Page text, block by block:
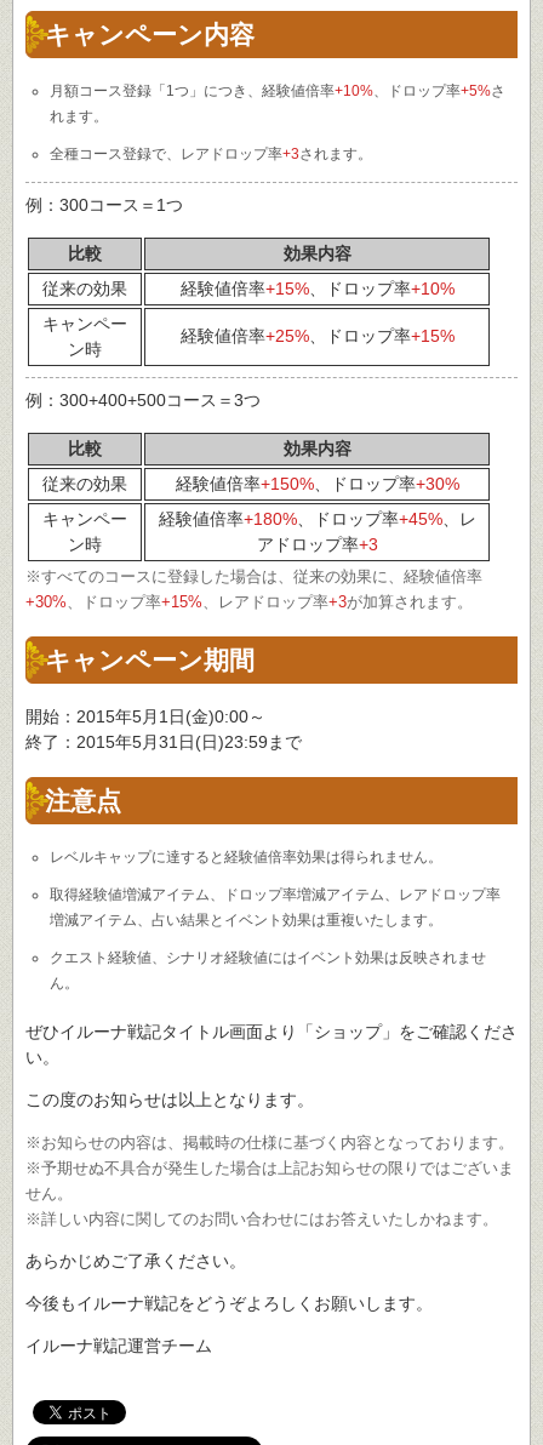
キャンペーン内容
月額コース登録「1つ」につき、経験値倍率+10%、ドロップ率+5%さ
れます。
全種コース登録で、レアドロップ率+3されます。
例：300コース＝1つ
比較
効果内容
従来の効果
経験値倍率+15%、ドロップ率+10%
キャンペー
ン時
経験値倍率+25%、ドロップ率+15%
例：300+400+500コース＝3つ
比較
効果内容
従来の効果
経験値倍率+150%、ドロップ率+30%
キャンペー
ン時
経験値倍率+180%、ドロップ率+45%、レ
アドロップ率+3
※すべてのコースに登録した場合は、従来の効果に、経験値倍率
+30%、ドロップ率+15%、レアドロップ率+3が加算されます。
キャンペーン期間
開始：2015年5月1日(金)0:00～
終了：2015年5月31日(日)23:59まで
注意点
レベルキャップに達すると経験値倍率効果は得られません。
取得経験値増減アイテム、ドロップ率増減アイテム、レアドロップ率
増減アイテム、占い結果とイベント効果は重複いたします。
クエスト経験値、シナリオ経験値にはイベント効果は反映されませ
ん。
ぜひイルーナ戦記タイトル画面より「ショップ」をご確認くださ
い。
この度のお知らせは以上となります。
※お知らせの内容は、掲載時の仕様に基づく内容となっております。
※予期せぬ不具合が発生した場合は上記お知らせの限りではございま
せん。
※詳しい内容に関してのお問い合わせにはお答えいたしかねます。
あらかじめご了承ください。
今後もイルーナ戦記をどうぞよろしくお願いします。
イルーナ戦記運営チーム